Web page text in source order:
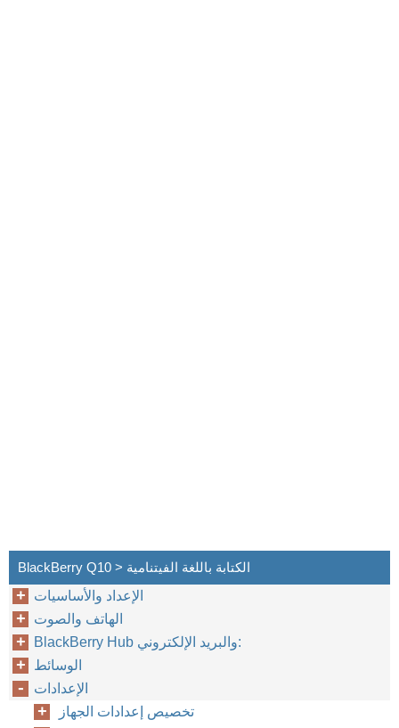
BlackBerry Q10 > الكتابة باللغة الفيتنامية
الإعداد والأساسيات
الهاتف والصوت
BlackBerry Hub والبريد الإلكتروني:
الوسائط
الإعدادات
تخصيص إعدادات الجهاز